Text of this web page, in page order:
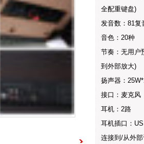
全配重键盘)
发音数：81复
音色：20种
节奏：无用户
到外部放大)
扬声器：
接口：麦克风
耳机：2路
耳机插口：
连接到/从外